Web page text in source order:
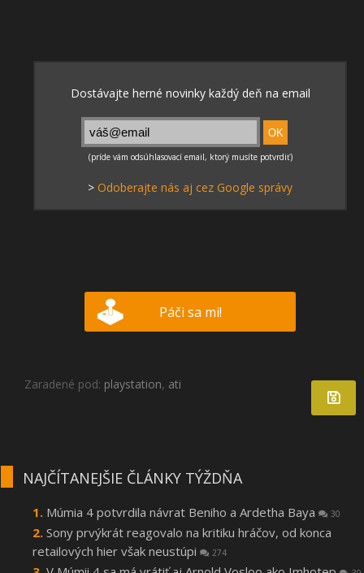
> Odoberajte nás aj cez Google správy
Páči sa mi!
Zaradené pod: playstation, ati
NAJČÍTANEJŠIE ČLÁNKY TÝŽDŇA
Múmia 4 potvrdila návrat Beniho a Ardetha Baya 30
Sony prvýkrát reagovalo na kritiku hráčov, od konca
retailových hier však neustúpi
274